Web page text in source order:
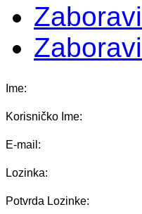
Ime:
Korisničko Ime:
E-mail:
Lozinka:
Potvrda Lozinke: